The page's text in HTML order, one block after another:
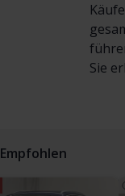
Sie
Empfohlen